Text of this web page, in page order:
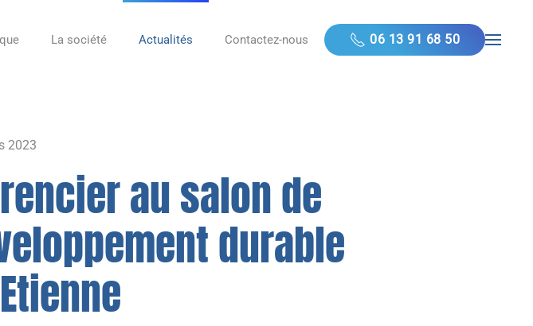
La société Actualités Contactez-nous 06 13 91 68 50
2023
au salon de
durable